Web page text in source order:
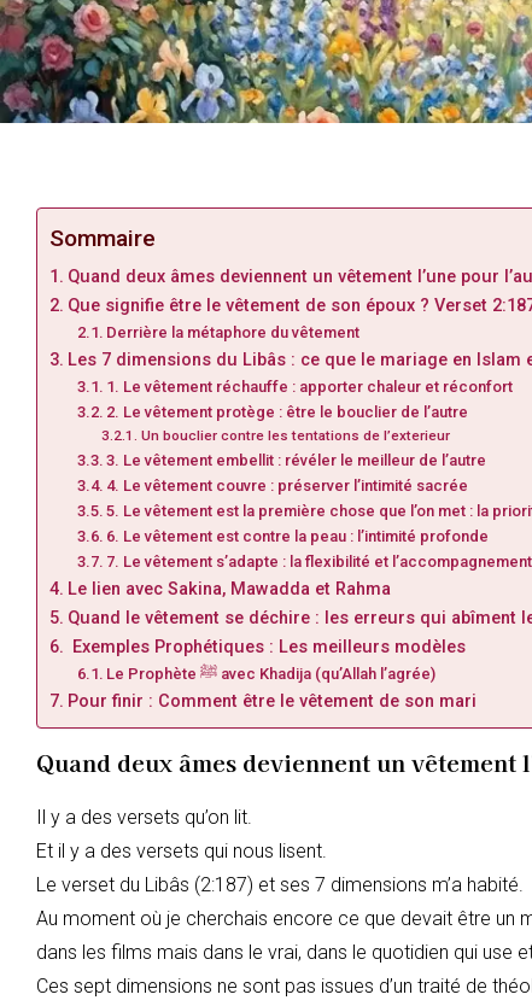
Sommaire
Quand deux âmes deviennent un vêtement l’une pour
Que signifie être le vêtement de son époux ? Verset
Derrière la métaphore du vêtement
Les 7 dimensions du Libâs : ce que le mariage en Islam
1. Le vêtement réchauffe : apporter chaleur et réconfort
2. Le vêtement protège : être le bouclier de l’autre
Un bouclier contre les tentations de l’exterieur
3. Le vêtement embellit : révéler le meilleur de l’autre
4. Le vêtement couvre : préserver l’intimité sacrée
5. Le vêtement est la première chose que l’on met : la
6. Le vêtement est contre la peau : l’intimité profonde
7. Le vêtement s’adapte : la flexibilité et l’accompagnement
Le lien avec Sakina, Mawadda et Rahma
Quand le vêtement se déchire : les erreurs qui abîment
Exemples Prophétiques : Les meilleurs modèles
Le Prophète ﷺ avec Khadija (qu’Allah l’agrée)
Pour finir : Comment être le vêtement de son mari
Quand deux âmes deviennent un vêtement
Il y a des versets qu’on lit.
Et il y a des versets qui nous lisent.
Le verset du Libâs (2:187) et ses 7 dimensions m’a habité.
Au moment où je cherchais encore ce que devait être un
dans les films mais dans le vrai, dans le quotidien qui use
Ces sept dimensions ne sont pas issues d’un traité de